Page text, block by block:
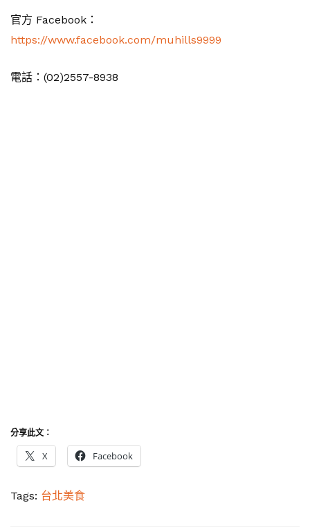
官方 Facebook：
https://www.facebook.com/muhills9999
電話：(02)2557-8938
分享此文：
X Facebook
Tags: 台北美食